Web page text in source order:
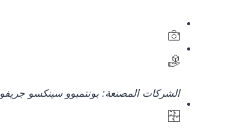
الشركات المصنعة: بونتمبووسينكسو جريفو